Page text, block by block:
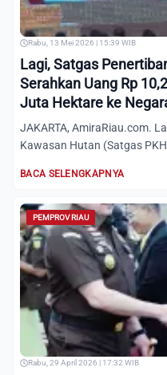
Rabu, 13 Mei 2026 | 15:39 WIB
Lagi, Satgas
Serahkan Uang Rp
Juta Hektare ke
JAKARTA, AmiraRiau.com.
Kawasan Hutan (Satgas
BACA SELENGKAPNYA
PEMPROV RIAU
Rabu, 29 April 2026 | 17:32 WIB